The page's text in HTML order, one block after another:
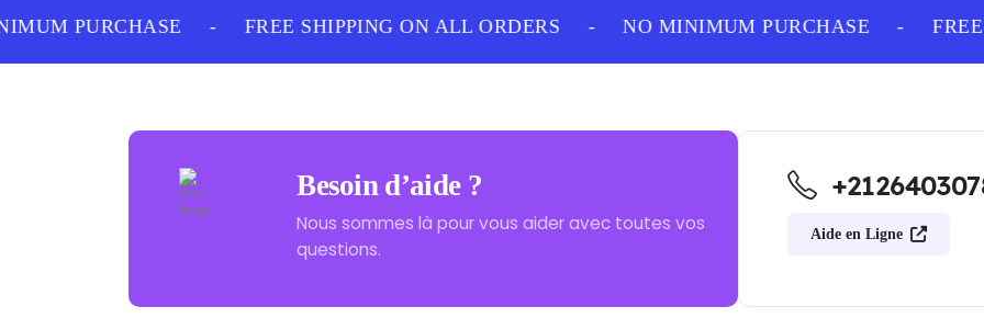
PURCHASE FREE SHIPPING ON ALL ORDERS - NO MINIMUM PURCHASE - FREE
Besoin d’aide ?
Nous sommes là pour vous aider avec toutes vos
questions.
Aide en Ligne